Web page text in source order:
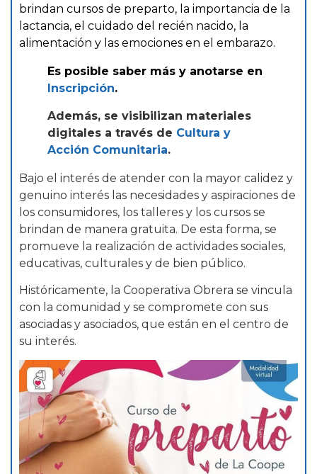
brindan cursos de preparto, la importancia de la
lactancia, el cuidado del recién nacido, la
alimentación y las emociones en el embarazo.
Es posible saber más y anotarse en
Inscripción.
Además, se visibilizan materiales
digitales a través de Cultura y
Acción Comunitaria.
Bajo el interés de atender con la mayor calidez y
genuino interés las necesidades y aspiraciones de
los consumidores, los talleres y los cursos se
brindan de manera gratuita. De esta forma, se
promueve la realización de actividades sociales,
educativas, culturales y de bien público.
Históricamente, la Cooperativa Obrera se vincula
con la comunidad y se compromete con sus
asociadas y asociados, que están en el centro de
su interés.